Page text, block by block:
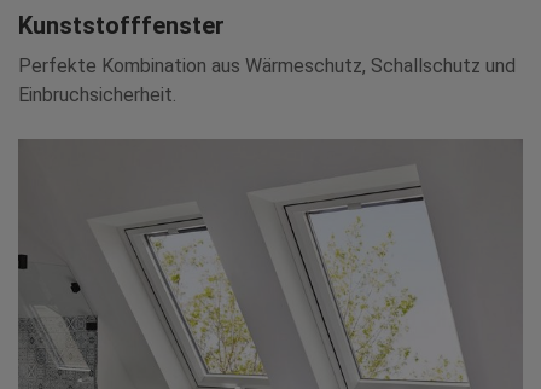
Kunststofffenster
Perfekte Kombination aus Wärmeschutz, Schallschutz und
Einbruchsicherheit.